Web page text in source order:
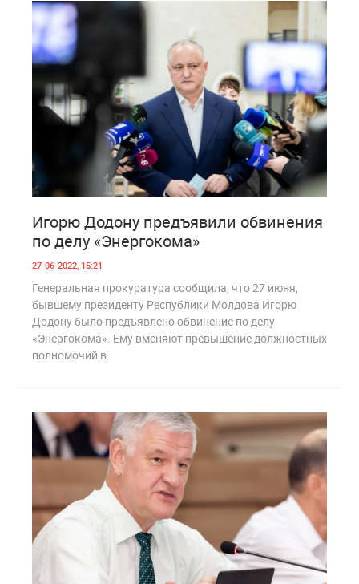
Игорю Додону предъявили обвинения
по делу «Энергокома»
27-06-2022, 15:21
Генеральная прокуратура сообщила, что 27 июня,
бывшему президенту Республики Молдова Игорю
Додону было предъявлено обвинение по делу
«Энергокома». Ему вменяют превышение должностных
полномочий в